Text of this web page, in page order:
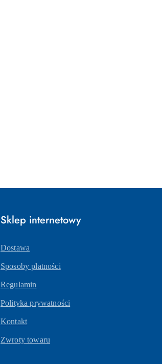
Sklep internetowy
Dostawa
Sposoby płatności
Regulamin
Polityka prywatności
Kontakt
Zwroty towaru